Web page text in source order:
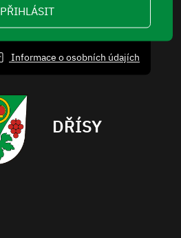
PŘIHLÁSIT
Informace o osobních údajích
DŘÍSY